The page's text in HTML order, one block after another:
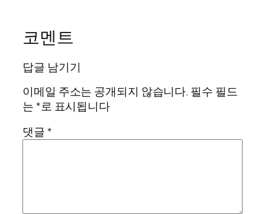
코멘트
답글 남기기
이메일 주소는 공개되지 않습니다. 필수 필드
는*로 표시됩니다
댓글*